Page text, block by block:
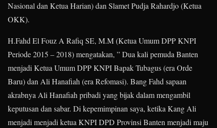
Nasional dan Ketua Harian) dan Slamet Pudja Rahardjo (Ketua
OKK).
H.Fahd El Fouz A Rafiq SE, M.M (Ketua Umum DPP KNPI
Periode 2015 – 2018) mengatakan, ” Dua kali pemuda Banten
menjadi Ketua Umum DPP KNPI Bapak Tubagus (era Orde
Baru) dan Ali Hanafiah (era Refomasi). Bang Fahd sapaan
akrabnya Ali Hanafiah pribadi yang bijak dalam mengambil
keputusan dan sabar. Di kepemimpinan saya, ketika Kang Ali
menjadi menjadi ketua KNPI DPD Provinsi Banten menjadi maju